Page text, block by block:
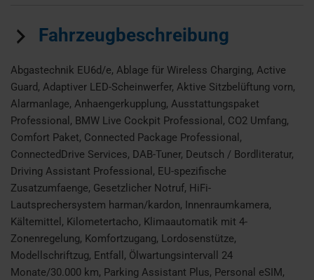
Fahrzeugbeschreibung
Abgastechnik EU6d/e, Ablage für Wireless Charging, Active
Guard, Adaptiver LED-Scheinwerfer, Aktive Sitzbelüftung vorn,
Alarmanlage, Anhaengerkupplung, Ausstattungspaket
Professional, BMW Live Cockpit Professional, CO2 Umfang,
Comfort Paket, Connected Package Professional,
ConnectedDrive Services, DAB-Tuner, Deutsch / Bordliteratur,
Driving Assistant Professional, EU-spezifische
Zusatzumfaenge, Gesetzlicher Notruf, HiFi-
Lautsprechersystem harman/kardon, Innenraumkamera,
Kältemittel, Kilometertacho, Klimaautomatik mit 4-
Zonenregelung, Komfortzugang, Lordosenstütze,
Modellschriftzug, Entfall, Ölwartungsintervall 24
Monate/30.000 km, Parking Assistant Plus, Personal eSIM,